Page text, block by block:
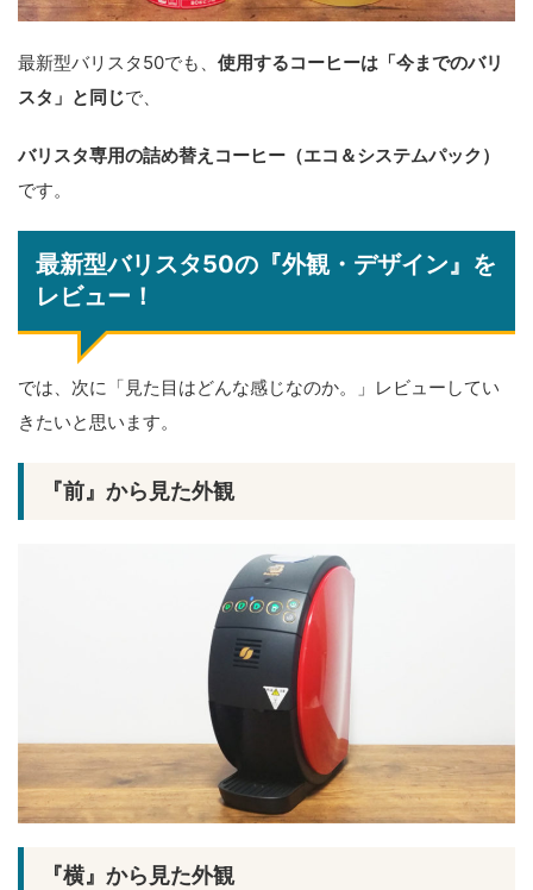
最新型バリスタ50でも、 使用するコーヒーは「今までのバリ
スタ」と同じで、
バリスタ専用の詰め替えコーヒー（エコ＆システムパック）
です。
最新型バリスタ50の『外観・デザイン』を
レビュー！
では、次に「見た目はどんな感じなのか。」レビューしてい
きたいと思います。
『前』から見た外観
『横』から見た外観